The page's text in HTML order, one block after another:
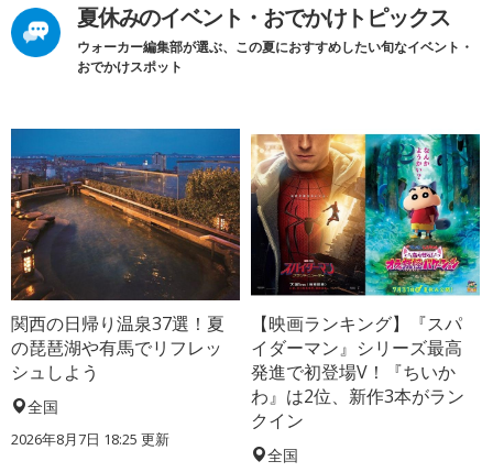
夏休みのイベント・おでかけトピックス
ウォーカー編集部が選ぶ、この夏におすすめしたい旬なイベント・
おでかけスポット
関西の日帰り温泉37選！夏
の琵琶湖や有馬でリフレッ
シュしよう
全国
2026年8月7日 18:25 更新
【映画ランキング】『スパ
イダーマン』シリーズ最高
発進で初登場V！『ちいか
わ』は2位、新作3本がラン
クイン
全国